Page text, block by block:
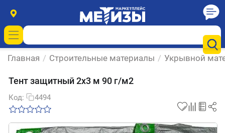
Главная / Строительные материалы / Укрывной
Тент защитный 2х3 м 90 г/м2
Код: 4494